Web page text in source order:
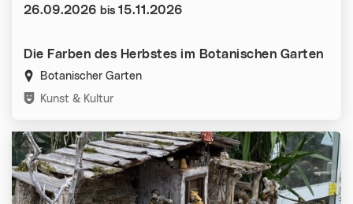
Die Farben des Herbstes im Botanischen Garten
Botanischer Garten
Kategorien:
Kunst & Kultur
Datum:
26.09.2026 bis 15.11.2026